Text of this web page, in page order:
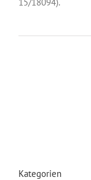
Kategorien